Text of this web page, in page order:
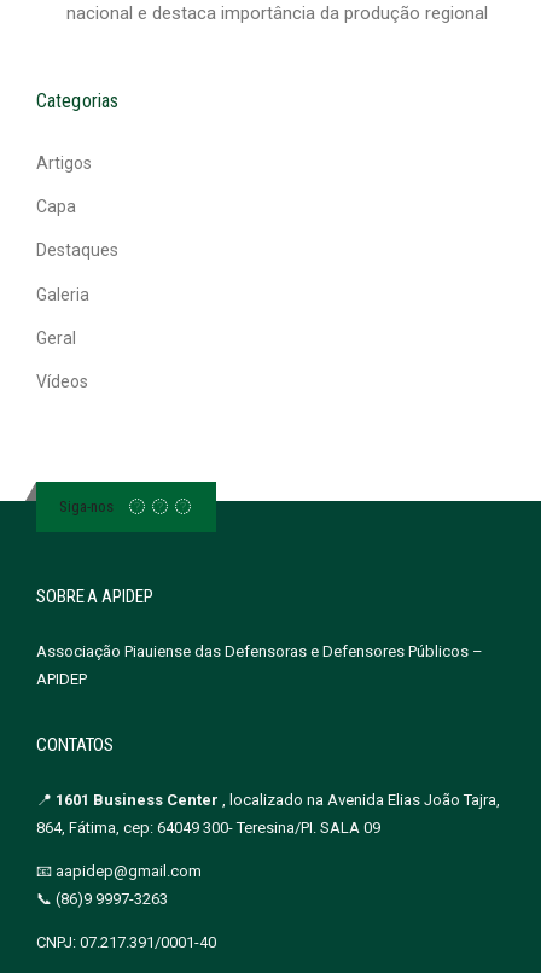
nacional e destaca importância da produção regional
Categorias
Artigos
Capa
Destaques
Galeria
Geral
Vídeos
Siga-nos
SOBRE A APIDEP
Associação Piauiense das Defensoras e Defensores Públicos –
APIDEP
CONTATOS
📍 1601 Business Center , localizado na Avenida Elias João Tajra,
864, Fátima, cep: 64049 300- Teresina/PI. SALA 09
📧 aapidep@gmail.com
📞 (86)9 9997-3263
CNPJ: 07.217.391/0001-40